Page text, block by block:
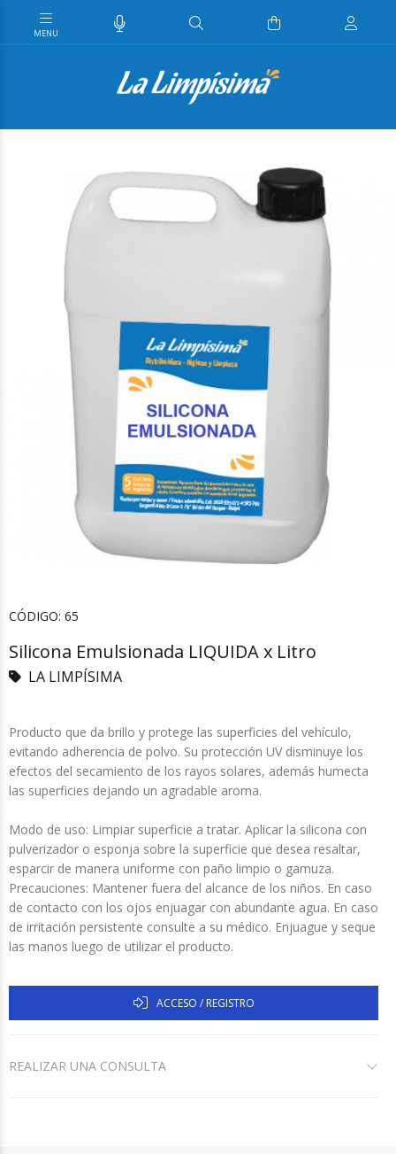
CÓDIGO: 65
Silicona Emulsionada LIQUIDA x Litro
LA LIMPÍSIMA
Producto que da brillo y protege las superficies del vehículo,
evitando adherencia de polvo. Su protección UV disminuye los
efectos del secamiento de los rayos solares, además humecta
las superficies dejando un agradable aroma.
Modo de uso: Limpiar superficie a tratar. Aplicar la silicona con
pulverizador o esponja sobre la superficie que desea resaltar,
esparcir de manera uniforme con paño limpio o gamuza.
Precauciones: Mantener fuera del alcance de los niños. En caso
de contacto con los ojos enjuagar con abundante agua. En caso
de irritación persistente consulte a su médico. Enjuague y seque
las manos luego de utilizar el producto.
ACCESO / REGISTRO
REALIZAR UNA CONSULTA